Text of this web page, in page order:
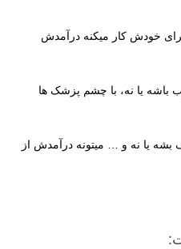
خودش کار میکنه درآمدش
باشه یا نه، با چشم پزشک ها
یا نه و … میتونه درآمدش از